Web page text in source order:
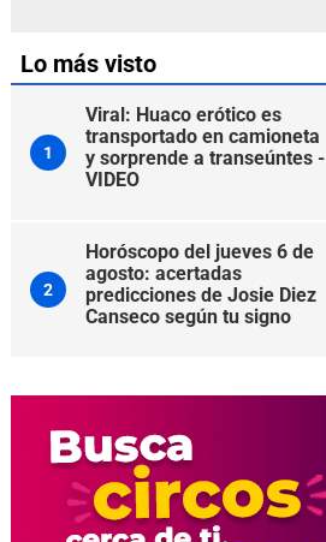
Lo más visto
1
Viral: Huaco erótico es
transportado en camioneta
y sorprende a transeúntes -
VIDEO
2
Horóscopo del jueves 6 de
agosto: acertadas
predicciones de Josie Diez
Canseco según tu signo